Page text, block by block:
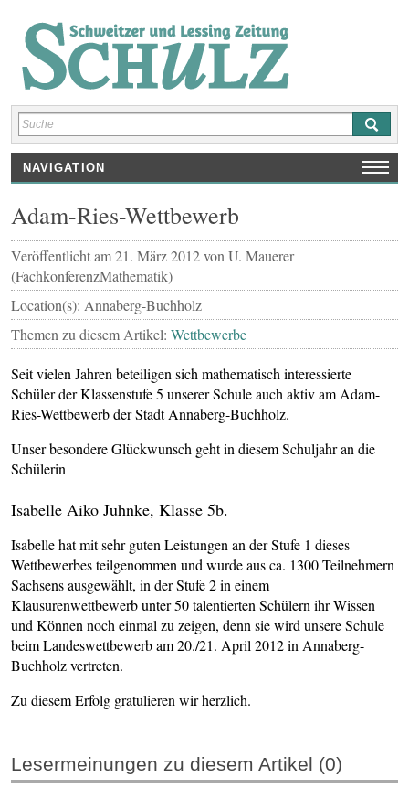
NAVIGATION
AUSGABEN
SCHULNEWS
INTERVIEWS/ REPORTAGEN
REZENSIONEN
KUNST/ KULTUR/ SPRACHEN
SHOP
Adam-Ries-Wettbewerb
Veröffentlicht am21. März 2012von U. Mauerer
(FachkonferenzMathematik)
Location(s): Annaberg-Buchholz
Themen zu diesem Artikel: Wettbewerbe
Seit vielen Jahren beteiligen sich mathematisch interessierte
Schüler der Klassenstufe 5 unserer Schule auch aktiv am Adam-
Ries-Wettbewerb der Stadt Annaberg-Buchholz.
Unser besondere Glückwunsch geht in diesem Schuljahr an die
Schülerin
Isabelle Aiko Juhnke, Klasse 5b.
Isabelle hat mit sehr guten Leistungen an der Stufe 1 dieses
Wettbewerbes teilgenommen und wurde aus ca. 1300 Teilnehmern
Sachsens ausgewählt, in der Stufe 2 in einem
Klausurenwettbewerb unter 50 talentierten Schülern ihr Wissen
und Können noch einmal zu zeigen, denn sie wird unsere Schule
beim Landeswettbewerb am 20./21. April 2012 in Annaberg-
Buchholz vertreten.
Zu diesem Erfolg gratulieren wir herzlich.
Lesermeinungen zu diesem Artikel (0)